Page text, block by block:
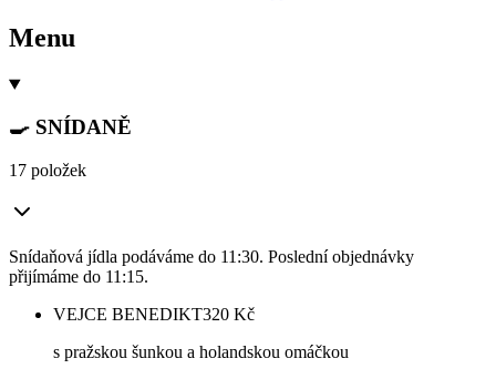
Menu
🍳 SNÍDANĚ
17 položek
Snídaňová jídla podáváme do 11:30. Poslední objednávky
přijímáme do 11:15.
VEJCE BENEDIKT320 Kč
s pražskou šunkou a holandskou omáčkou